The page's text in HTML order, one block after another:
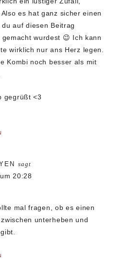
es hat ganz sicher einen
auf diesen Beitrag
wurdest 😉 Ich kann
wirklich nur ans Herz legen.
Kombi noch besser als mit
gegrüßt <3
sagt
20:28
mal fragen, ob es einen
unterheben und